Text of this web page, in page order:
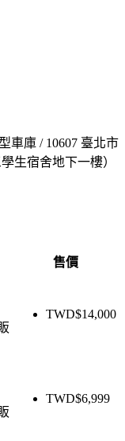
車庫 / 10607 臺北市
生宿舍地下一樓）
售價
TWD$14,000
TWD$6,999